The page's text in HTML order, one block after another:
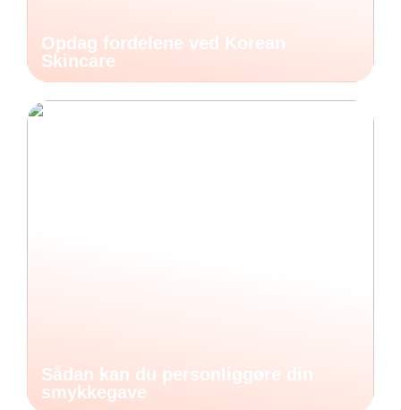
Opdag fordelene ved Korean
Skincare
Sådan kan du personliggøre din
smykkegave